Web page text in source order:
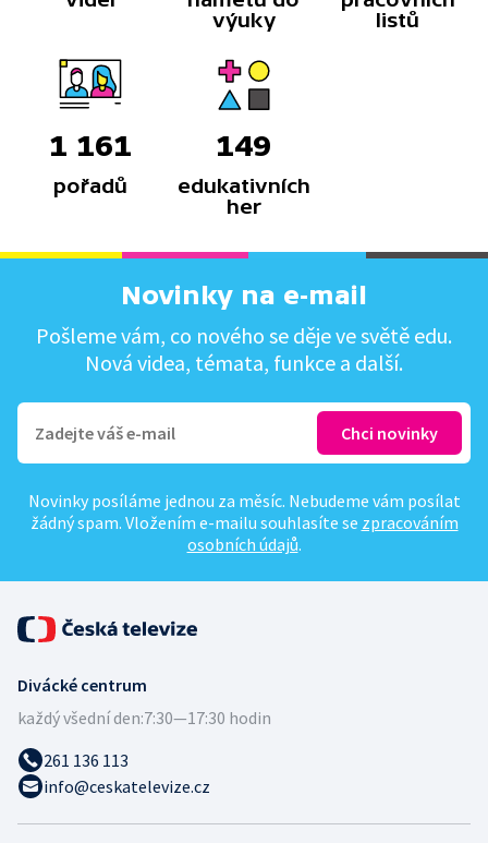
výuky
listů
1 161
pořadů
149
edukativních
her
Novinky na e-mail
Pošleme vám, co nového se děje ve světě edu.
Nová videa, témata, funkce a další.
Novinky posíláme jednou za měsíc. Nebudeme vám posílat
žádný spam. Vložením e-mailu souhlasíte se zpracováním
osobních údajů.